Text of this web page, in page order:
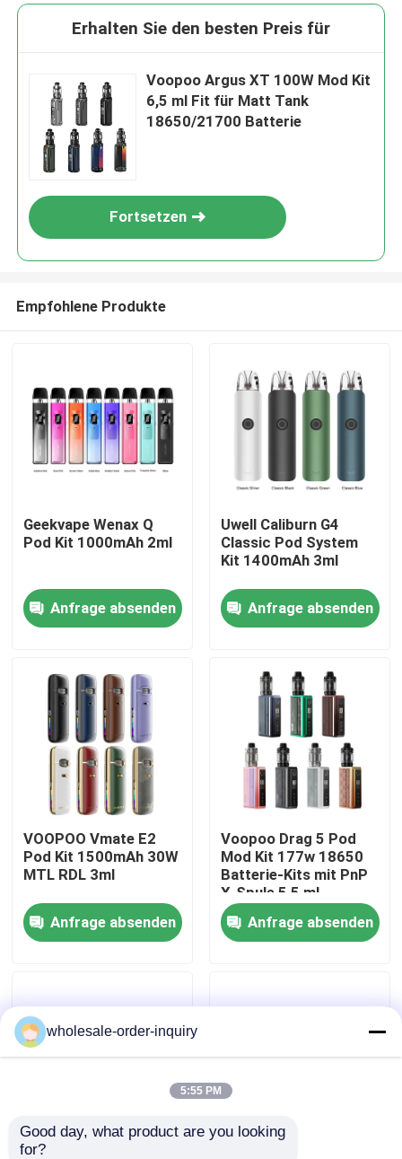
Produkte
Videos
Über uns
Fabrik-Ausflug
Qualitätskontrolle
Fordern Sie ein Zitat
Nachfüllbare Hülse Vapes
Wegwerfhülse Vapes
Erhalten Sie den besten Preis für
Voopoo Argus XT 100W Mod Kit
6,5 ml Fit für Matt Tank
18650/21700 Batterie
Fortsetzen
Empfohlene Produkte
Geekvape Wenax Q
Pod Kit 1000mAh 2ml
Anfrage absenden
Uwell Caliburn G4
Classic Pod System
Kit 1400mAh 3ml
Anfrage absenden
VOOPOO Vmate E2
Pod Kit 1500mAh 30W
MTL RDL 3ml
Anfrage absenden
Voopoo Drag 5 Pod
Mod Kit 177w 18650
Batterie-Kits mit PnP
X-Spule 5,5 ml
Anfrage absenden
Voopoo Argus G Pod
wholesale-order-inquiry
5:55 PM
Good day, what product are you looking
for?